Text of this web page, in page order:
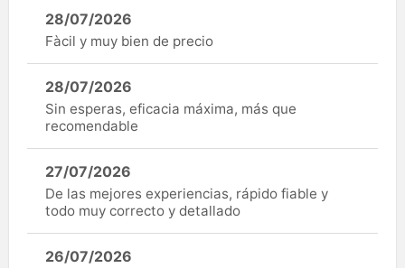
28/07/2026
Fàcil y muy bien de precio
28/07/2026
Sin esperas, eficacia máxima, más que
recomendable
27/07/2026
De las mejores experiencias, rápido fiable y
todo muy correcto y detallado
26/07/2026